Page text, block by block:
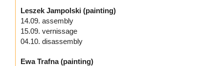
Leszek Jampolski (painting)
14.09. assembly
15.09. vernissage
04.10. disassembly
Ewa Trafna (painting)